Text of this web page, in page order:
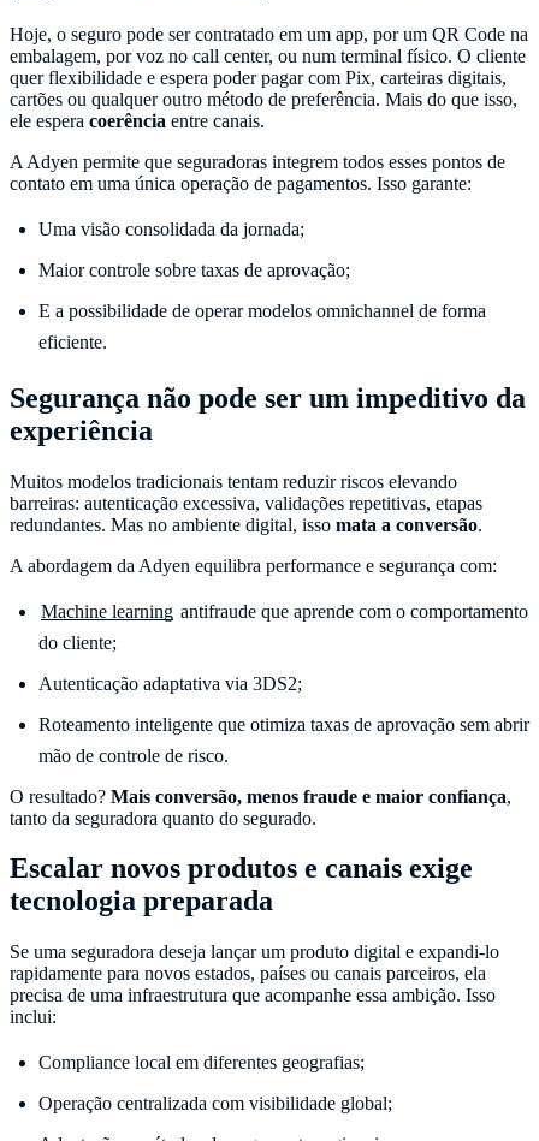
Hoje, o seguro pode ser contratado em um app, por um QR Code na
embalagem, por voz no call center, ou num terminal físico. O cliente
quer flexibilidade e espera poder pagar com Pix, carteiras digitais,
cartões ou qualquer outro método de preferência. Mais do que isso,
ele espera coerência entre canais.
A Adyen permite que seguradoras integrem todos esses pontos de
contato em uma única operação de pagamentos. Isso garante:
Uma visão consolidada da jornada;
Maior controle sobre taxas de aprovação;
E a possibilidade de operar modelos omnichannel de forma
eficiente.
Segurança não pode ser um impeditivo da
experiência
Muitos modelos tradicionais tentam reduzir riscos elevando
barreiras: autenticação excessiva, validações repetitivas, etapas
redundantes. Mas no ambiente digital, isso mata a conversão.
A abordagem da Adyen equilibra performance e segurança com:
Machine learning antifraude que aprende com o comportamento
do cliente;
Autenticação adaptativa via 3DS2;
Roteamento inteligente que otimiza taxas de aprovação sem abrir
mão de controle de risco.
O resultado? Mais conversão, menos fraude e maior confiança,
tanto da seguradora quanto do segurado.
Escalar novos produtos e canais exige
tecnologia preparada
Se uma seguradora deseja lançar um produto digital e expandi-lo
rapidamente para novos estados, países ou canais parceiros, ela
precisa de uma infraestrutura que acompanhe essa ambição. Isso
inclui:
Compliance local em diferentes geografias;
Operação centralizada com visibilidade global;